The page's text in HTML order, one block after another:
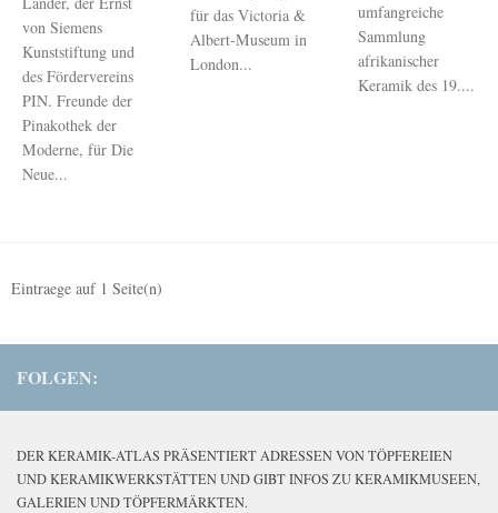
von Siemens
Kunststiftung und
des Fördervereins
PIN. Freunde der
Pinakothek der
Moderne, für Die
Neue...
für das Victoria &
Albert-Museum in
London...
umfangreiche
Sammlung
afrikanischer
Keramik des 19....
Eintraege auf 1 Seite(n)
FOLGEN:
DER KERAMIK-ATLAS PRÄSENTIERT ADRESSEN VON TÖPFEREIEN
UND KERAMIKWERKSTÄTTEN UND GIBT INFOS ZU KERAMIKMUSEEN,
GALERIEN UND TÖPFERMÄRKTEN.